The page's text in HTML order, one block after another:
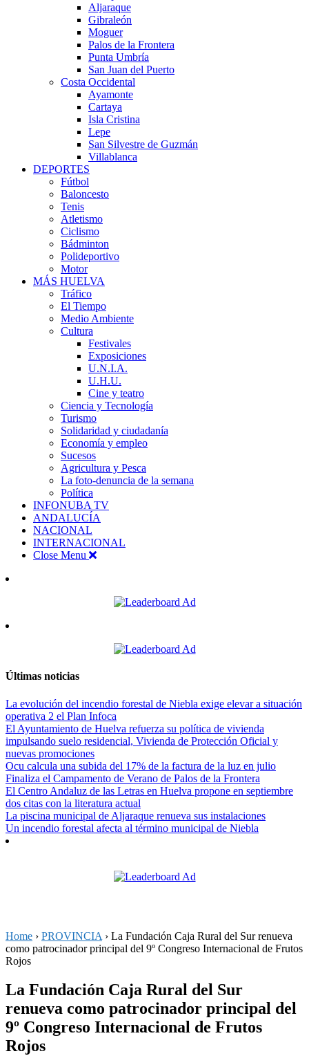
Aljaraque
Gibraleón
Moguer
Palos de la Frontera
Punta Umbría
San Juan del Puerto
Costa Occidental
Ayamonte
Cartaya
Isla Cristina
Lepe
San Silvestre de Guzmán
Villablanca
DEPORTES
Fútbol
Baloncesto
Tenis
Atletismo
Ciclismo
Bádminton
Polideportivo
Motor
MÁS HUELVA
Tráfico
El Tiempo
Medio Ambiente
Cultura
Festivales
Exposiciones
U.N.I.A.
U.H.U.
Cine y teatro
Ciencia y Tecnología
Turismo
Solidaridad y ciudadanía
Economía y empleo
Sucesos
Agricultura y Pesca
La foto-denuncia de la semana
Política
INFONUBA TV
ANDALUCÍA
NACIONAL
INTERNACIONAL
Close Menu
Últimas noticias
La evolución del incendio forestal de Niebla exige elevar a situación
operativa 2 el Plan Infoca
El Ayuntamiento de Huelva refuerza su política de vivienda
impulsando suelo residencial, Vivienda de Protección Oficial y
nuevas promociones
Ocu calcula una subida del 17% de la factura de la luz en julio
Finaliza el Campamento de Verano de Palos de la Frontera
El Centro Andaluz de las Letras en Huelva propone en septiembre
dos citas con la literatura actual
La piscina municipal de Aljaraque renueva sus instalaciones
Un incendio forestal afecta al término municipal de Niebla
Home › PROVINCIA › La Fundación Caja Rural del Sur renueva
como patrocinador principal del 9º Congreso Internacional de Frutos
Rojos
La Fundación Caja Rural del Sur
renueva como patrocinador principal del
9º Congreso Internacional de Frutos
Rojos